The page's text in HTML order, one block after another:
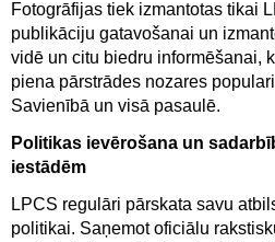
Fotogrāfijas tiek izmantotas tikai
publikāciju gatavošanai un
vidē un citu biedru informēšanai,
piena pārstrādes nozares
Savienībā un visā pasaulē.
Politikas ievērošana un
iestādēm
LPCS regulāri pārskata savu
politikai. Saņemot oficiālu